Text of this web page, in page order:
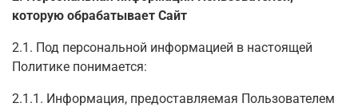
которую обрабатывает Сайт
2.1. Под персональной информацией в настоящей
Политике понимается:
2.1.1. Информация, предоставляемая Пользователем